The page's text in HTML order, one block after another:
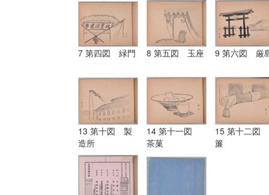
7 第四図 緑門 8 第五図 玉座 9 第六図 厳
13 第十図 製
造所
14 第十一図
茶菓
15 第十二図
簾